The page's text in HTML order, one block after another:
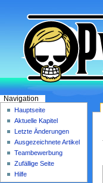
Navigation
Hauptseite
Aktuelle Kapitel
Letzte Änderungen
Ausgezeichnete Artikel
Teambewerbung
Zufällige Seite
Hilfe